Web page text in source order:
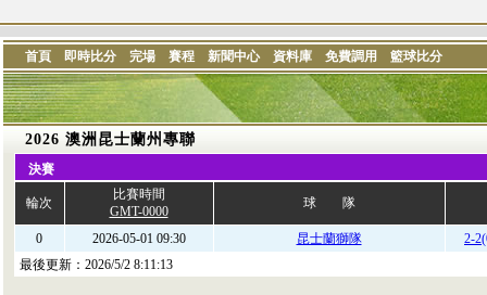
首頁 即時比分 完場 賽程 新聞中心 資料庫 免費調用 籃球比分
2026 澳洲昆士蘭州專聯
決賽
輪次
比賽時間
GMT-0000
球 隊
0 2026-05-01 09:30 昆士蘭獅隊
2-
最後更新： 2026/5/2 8:11:13